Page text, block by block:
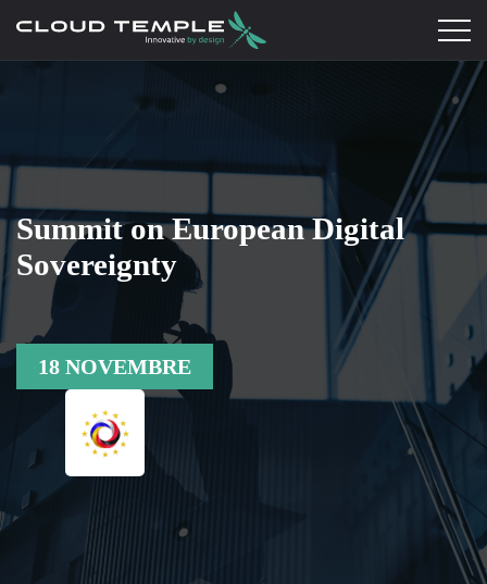
Summit on European Digital
Sovereignty
18 NOVEMBRE